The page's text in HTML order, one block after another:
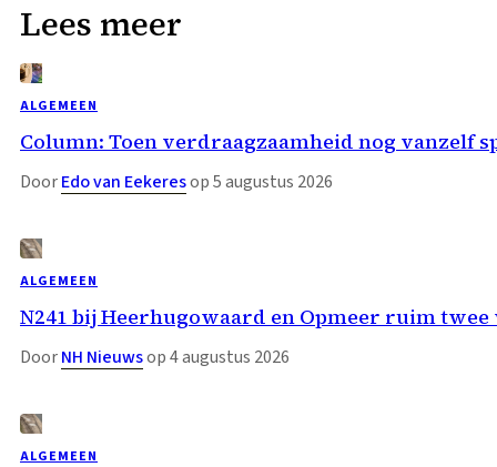
Lees meer
ALGEMEEN
Column: Toen verdraagzaamheid nog vanzelf
DoorEdo van Eekeresop 5 augustus 2026
ALGEMEEN
N241 bij Heerhugowaard en Opmeer ruim twee
DoorNH Nieuwsop 4 augustus 2026
ALGEMEEN